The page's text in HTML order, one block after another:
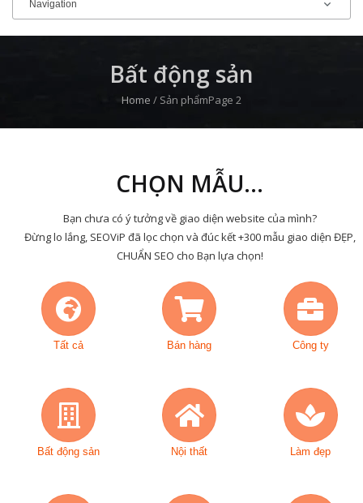
Bất động sản
Home / Sản phẩmPage 2
CHỌN MẪU...
Bạn chưa có ý tưởng về giao diện website của mình?
Đừng lo lắng, SEOViP đã lọc chọn và đúc kết +300 mẫu giao diện ĐẸP,
CHUẨN SEO cho Bạn lựa chọn!
Tất cả Bán hàng Công ty
Bất động sản Nội thất Làm đẹp